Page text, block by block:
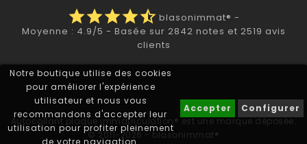
Notre boutique utilise des cookies
pour améliorer l'expérience
utilisateur et nous vous
recommandons d'accepter leur
utilisation pour profiter pleinement
de votre navigation.
Accepter Configurer
starstarstarstarstar_half blasonimmat® -
Moyenne : 4.9/5 - Basée sur 2842 notes et 2519 avis
clients
Autocollant plaque immatriculation® est une marque déposée.
© 2011-2026 - blasonimmat®